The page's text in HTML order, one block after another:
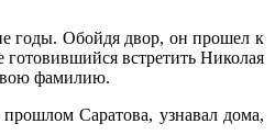
годы. Обойдя двор, он прошел к
встретить Николая
фамилию.
Саратова, узнавал дома,